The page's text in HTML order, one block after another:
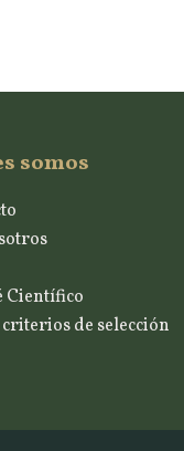
somos
Científico
de selección